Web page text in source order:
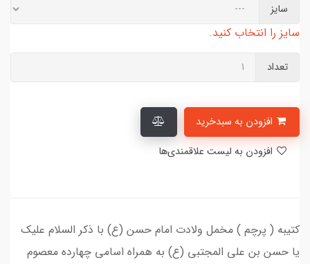
سایز
سایز را انتخاب کنید.
تعداد
کتیبه ( پرچم ) مخمل ولادت امام حسن (ع) با ذکر السلام علیک
یا حسن بن علی المجتبی (ع) به همراه اسامی چهارده معصوم